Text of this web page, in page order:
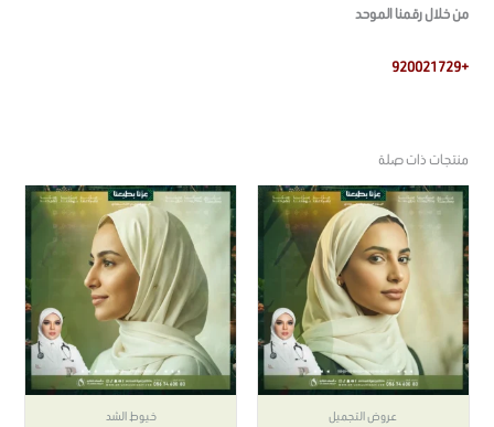
من خلال رقمنا الموحد
+920021729
منتجات ذات صلة
عروض التجميل خيوط الشد